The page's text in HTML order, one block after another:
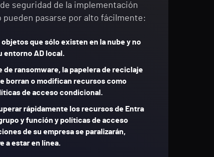
seguridad de la implementación
pueden pasarse por alto fácilmente:
que sólo existen en la nube y no
entorno AD local.
de ransomware, la papelera de reciclaje
borran o modifican recursos como
de acceso condicional.
rápidamente los recursos de Entra
y función y políticas de acceso
de su empresa se paralizarán,
a estar en línea.